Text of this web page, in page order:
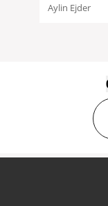
Aylin Ejder